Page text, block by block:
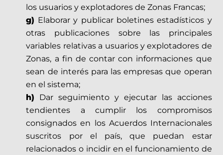
los usuarios y explotadores de Zonas Francas;
g) Elaborar y publicar boletines estadísticos y
otras publicaciones sobre las principales
variables relativas a usuarios y explotadores de
Zonas, a fin de contar con informaciones que
sean de interés para las empresas que operan
en el sistema;
h) Dar seguimiento y ejecutar las acciones
tendientes a cumplir los compromisos
consignados en los Acuerdos Internacionales
suscritos por el país, que puedan estar
relacionados o incidir en el funcionamiento de